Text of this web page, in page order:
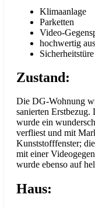
Klimaanlage
Parketten
Video-
hochwertig
Sicherheitstüre
Zustand:
Die DG-Wohnung
sanierten
wurde ein
verfliest und mit
Kunststofffenster;
mit einer
wurde ebenso auf
Haus: